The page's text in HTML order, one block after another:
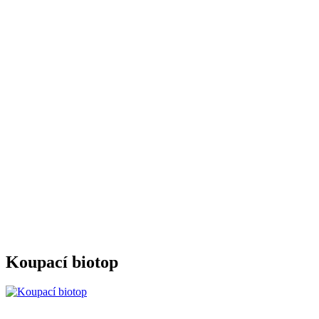
Koupací biotop